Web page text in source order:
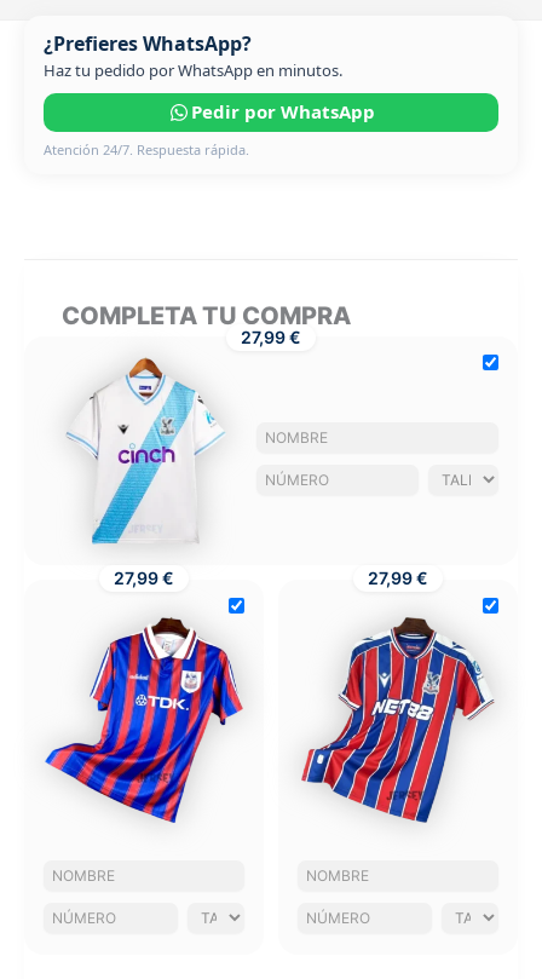
¿Prefieres WhatsApp?
Haz tu pedido por WhatsApp en minutos.
Pedir por WhatsApp
Atención 24/7. Respuesta rápida.
COMPLETA TU COMPRA
27,99 €
27,99 € 27,99 €